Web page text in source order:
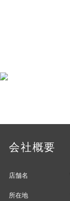
会社概要
店舗名
所在地